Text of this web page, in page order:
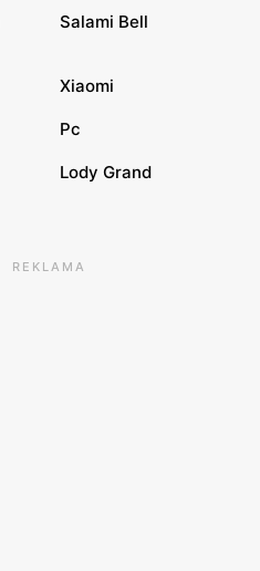
Salami Bell
Xiaomi
Pc
Lody Grand
REKLAMA